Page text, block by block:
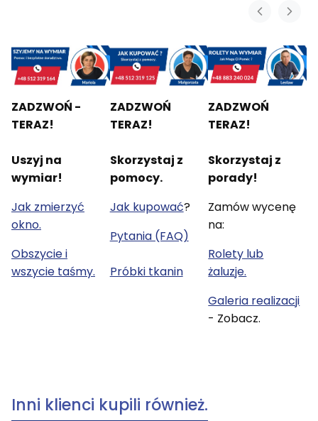
ZADZWOŃ -
TERAZ!
Uszyj na
wymiar!
Jak zmierzyć
okno.
Obszycie i
wszycie taśmy.
ZADZWOŃ
TERAZ!
Skorzystaj z
pomocy.
Jak kupować?
Pytania (FAQ)
Próbki tkanin
ZADZWOŃ
TERAZ!
Skorzystaj z
porady!
Zamów wycenę
na:
Rolety lub
żaluzje.
Galeria realizacji
- Zobacz.
Inni klienci kupili również.